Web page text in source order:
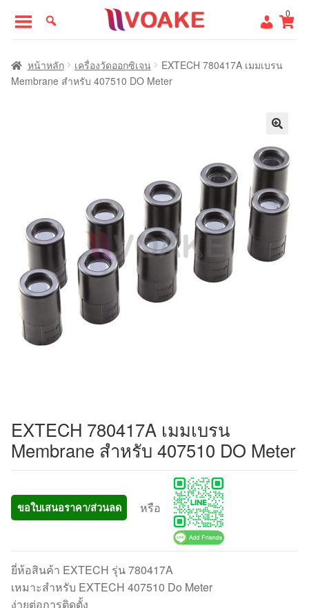
to
navigation
to
content
0
หน้าแรก
หน้าหลัก เครื่องวัดออกซิเจน
EXTECH 780417A เมมเบรน
Membrane สำหรับ 407510 DO Meter
EXTECH 780417A เมมเบรน
Membrane สำหรับ 407510 DO Meter
ขอใบเสนอราคา/ส่วนลด หรือ
ยี่ห้อสินค้า EXTECH รุ่น 780417A
เหมาะสำหรับ EXTECH 407510 Do Meter
ง่ายต่อการติดตั้ง